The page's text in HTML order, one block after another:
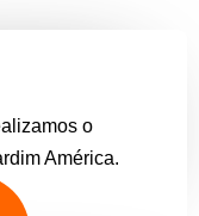
o
América.